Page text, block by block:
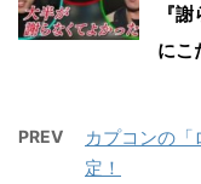
『
にこ
PREV
カプコンの
定！